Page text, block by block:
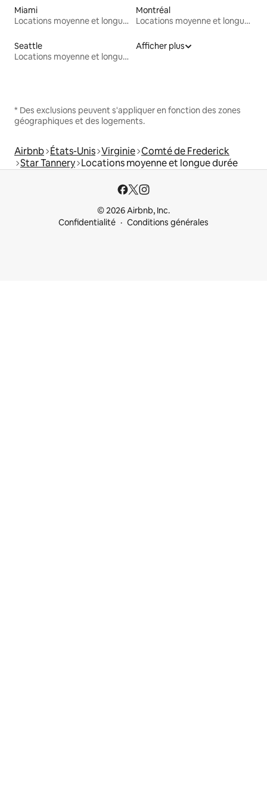
Miami
Locations moyenne et longue durée
Montréal
Locations moyenne et longue durée
Seattle
Locations moyenne et longue durée
Afficher plus
* Des exclusions peuvent s'appliquer en fonction des zones
géographiques et des logements.
Airbnb États-Unis Virginie Comté de Frederick
Star Tannery Locations moyenne et longue durée
© 2026 Airbnb, Inc.
Confidentialité
Conditions générales